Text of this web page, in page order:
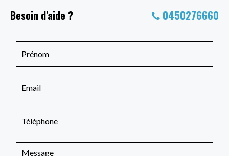
Besoin d'aide ? 0450276660